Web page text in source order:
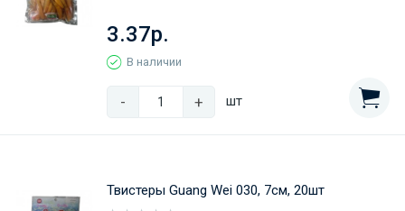
3.37р.
В наличии
- + шт
Твистеры Guang Wei 030, 7см, 20шт